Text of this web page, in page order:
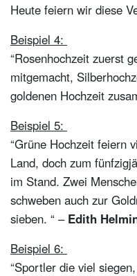
Heute feiern wir diese
Beispiel 4:
“Rosenhochzeit zuerst
mitgemacht,
goldenen Hochzeit
Beispiel 5:
“Grüne Hochzeit feiern
Land, doch zum
im Stand. Zwei
schweben auch zur
sieben. “ – Edith
Beispiel 6:
“Sportler die viel